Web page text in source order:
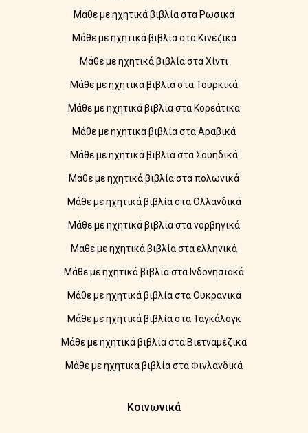
Μάθε με ηχητικά βιβλία στα Ρωσικά
Μάθε με ηχητικά βιβλία στα Κινέζικα
Μάθε με ηχητικά βιβλία στα Χίντι
Μάθε με ηχητικά βιβλία στα Τουρκικά
Μάθε με ηχητικά βιβλία στα Κορεάτικα
Μάθε με ηχητικά βιβλία στα Αραβικά
Μάθε με ηχητικά βιβλία στα Σουηδικά
Μάθε με ηχητικά βιβλία στα πολωνικά
Μάθε με ηχητικά βιβλία στα Ολλανδικά
Μάθε με ηχητικά βιβλία στα νορβηγικά
Μάθε με ηχητικά βιβλία στα ελληνικά
Μάθε με ηχητικά βιβλία στα Ινδονησιακά
Μάθε με ηχητικά βιβλία στα Ουκρανικά
Μάθε με ηχητικά βιβλία στα Ταγκάλογκ
Μάθε με ηχητικά βιβλία στα Βιετναμέζικα
Μάθε με ηχητικά βιβλία στα Φινλανδικά
Κοινωνικά